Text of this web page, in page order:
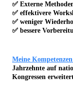
✅ Externe
✅ effektivere
✅ weniger
✅ bessere
Meine Kompetenzen
Jahrzehnte auf
Kongressen